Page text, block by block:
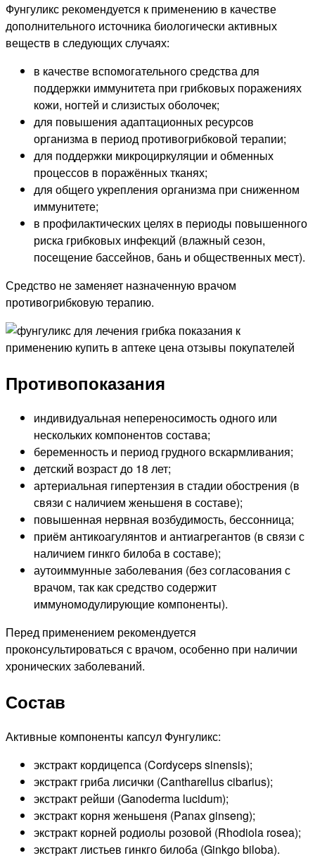
Фунгуликс рекомендуется к применению в качестве
дополнительного источника биологически активных
веществ в следующих случаях:
в качестве вспомогательного средства для
поддержки иммунитета при грибковых поражениях
кожи, ногтей и слизистых оболочек;
для повышения адаптационных ресурсов
организма в период противогрибковой терапии;
для поддержки микроциркуляции и обменных
процессов в поражённых тканях;
для общего укрепления организма при сниженном
иммунитете;
в профилактических целях в периоды повышенного
риска грибковых инфекций (влажный сезон,
посещение бассейнов, бань и общественных мест).
Средство не заменяет назначенную врачом
противогрибковую терапию.
Противопоказания
индивидуальная непереносимость одного или
нескольких компонентов состава;
беременность и период грудного вскармливания;
детский возраст до 18 лет;
артериальная гипертензия в стадии обострения (в
связи с наличием женьшеня в составе);
повышенная нервная возбудимость, бессонница;
приём антикоагулянтов и антиагрегантов (в связи с
наличием гинкго билоба в составе);
аутоиммунные заболевания (без согласования с
врачом, так как средство содержит
иммуномодулирующие компоненты).
Перед применением рекомендуется
проконсультироваться с врачом, особенно при наличии
хронических заболеваний.
Состав
Активные компоненты капсул Фунгуликс:
экстракт кордицепса (Cordyceps sinensis);
экстракт гриба лисички (Cantharellus cibarius);
экстракт рейши (Ganoderma lucidum);
экстракт корня женьшеня (Panax ginseng);
экстракт корней родиолы розовой (Rhodiola rosea);
экстракт листьев гинкго билоба (Ginkgo biloba).